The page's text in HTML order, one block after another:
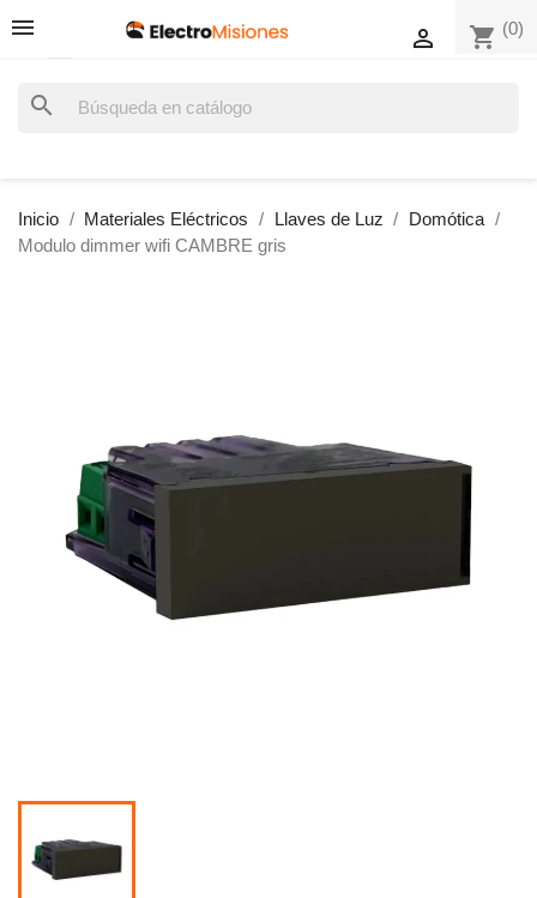
shopping_cart (0)

search
Inicio Materiales Eléctricos Llaves de Luz
Domótica
Modulo dimmer wifi CAMBRE gris